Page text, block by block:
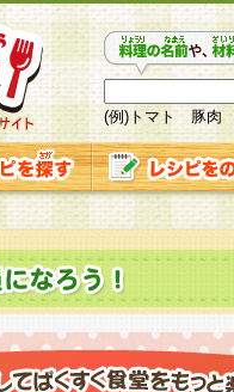
(例)トマト 豚肉